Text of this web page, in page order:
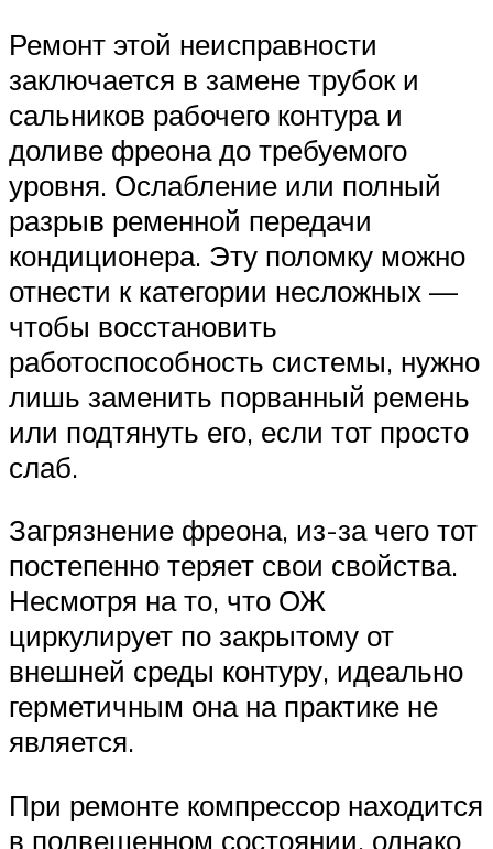
Ремонт этой неисправности
заключается в замене трубок и
сальников рабочего контура и
доливе фреона до требуемого
уровня. Ослабление или полный
разрыв ременной передачи
кондиционера. Эту поломку можно
отнести к категории несложных —
чтобы восстановить
работоспособность системы, нужно
лишь заменить порванный ремень
или подтянуть его, если тот просто
слаб.
Загрязнение фреона, из-за чего тот
постепенно теряет свои свойства.
Несмотря на то, что ОЖ
циркулирует по закрытому от
внешней среды контуру, идеально
герметичным она на практике не
является.
При ремонте компрессор находится
в подвешенном состоянии, однако